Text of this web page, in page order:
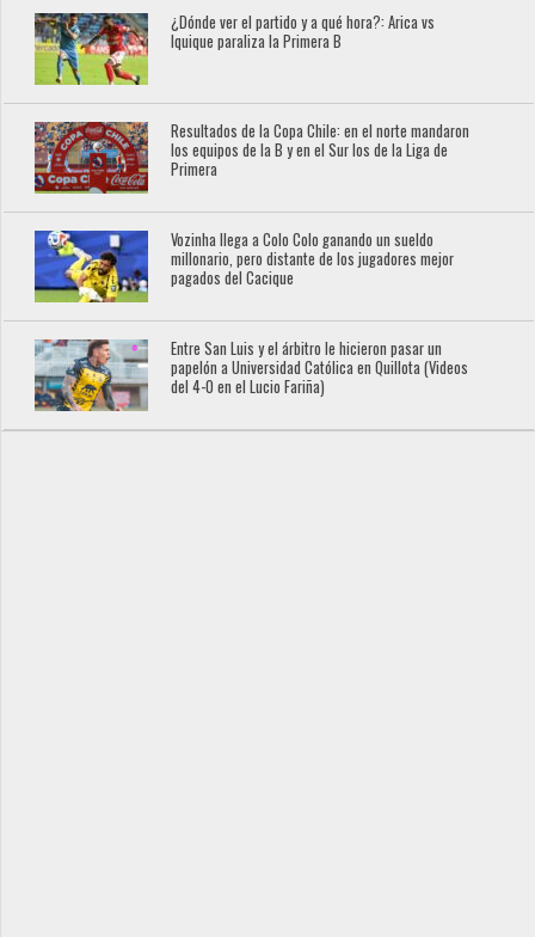
¿Dónde ver el partido y a qué hora?: Arica vs
Iquique paraliza la Primera B
Resultados de la Copa Chile: en el norte mandaron
los equipos de la B y en el Sur los de la Liga de
Primera
Vozinha llega a Colo Colo ganando un sueldo
millonario, pero distante de los jugadores mejor
pagados del Cacique
Entre San Luis y el árbitro le hicieron pasar un
papelón a Universidad Católica en Quillota (Videos
del 4-0 en el Lucio Fariña)